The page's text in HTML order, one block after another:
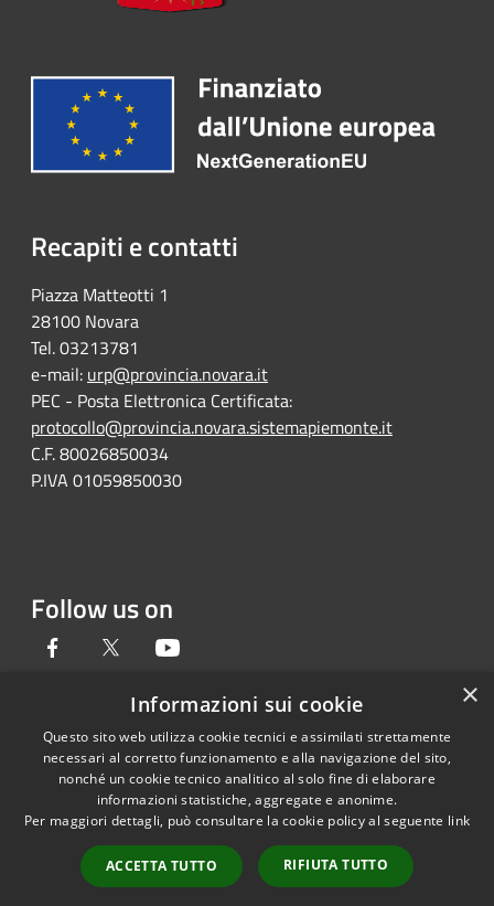
Recapiti e contatti
Piazza Matteotti 1
28100 Novara
Tel. 03213781
e-mail: urp@provincia.novara.it
PEC - Posta Elettronica Certificata:
protocollo@provincia.novara.sistemapiemonte.it
C.F. 80026850034
P.IVA 01059850030
Follow us on
Facebook Twitter
RSS
Accessibility
Cookie
Sitemap
Dichiarazione di
Copyright © 2026 • Provincia di
Novara • Powered by
Municipium•
access
×
Informazioni sui cookie
Questo sito web utilizza cookie tecnici e assimilati strettamente
necessari al corretto funzionamento e alla navigazione del sito,
nonché un cookie tecnico analitico al solo fine di elaborare
informazioni statistiche, aggregate e anonime.
Per maggiori dettagli, può consultare la cookie policy al seguente link
ACCETTA TUTTO RIFIUTA TUTTO